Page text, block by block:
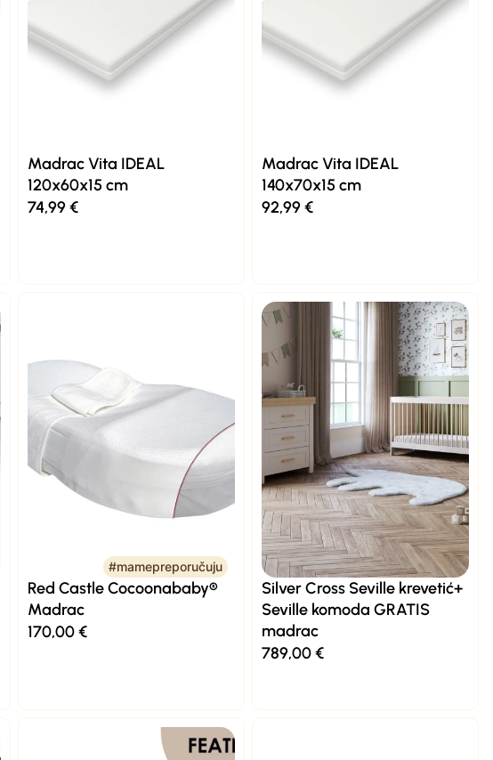
Madrac Vita IDEAL
120x60x15 cm
74,99€
Madrac Vita IDEAL
140x70x15 cm
92,99€
#mamepreporučuju
Red Castle Cocoonababy®
Madrac
170,00€
Silver Cross Seville krevetić+
Seville komoda GRATIS
madrac
789,00€